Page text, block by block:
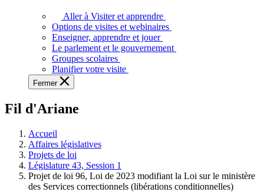
voir,
apprendre
et
à
à
législative.
Aller à Visiter et apprendre
Options de visites et webinaires
Enseigner, apprendre et jouer
Le parlement et le gouvernement
Groupes scolaires
Planifier votre visite
Fermer
Fil d'Ariane
Accueil
Affaires législatives
Projets de loi
Législature 43, Session 1
Projet de loi 96, Loi de 2023 modifiant la Loi sur le ministère
des Services correctionnels (libérations conditionnelles)